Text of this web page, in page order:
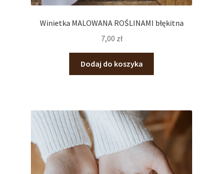
Winietka MALOWANA ROŚLINAMI błękitna
7,00 zł
Dodaj do koszyka